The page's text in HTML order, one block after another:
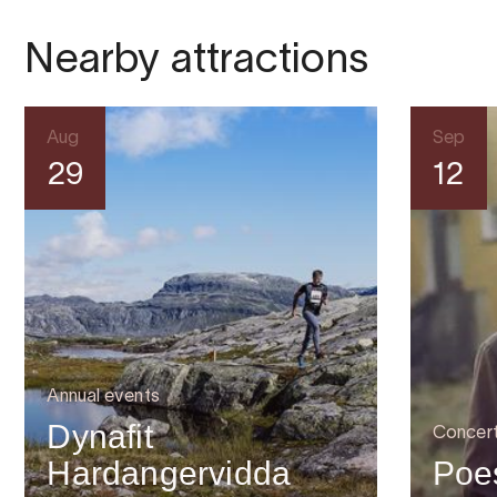
Nearby attractions
Aug
29
Annual events
Dynafit
Hardangervidda
Sep
12